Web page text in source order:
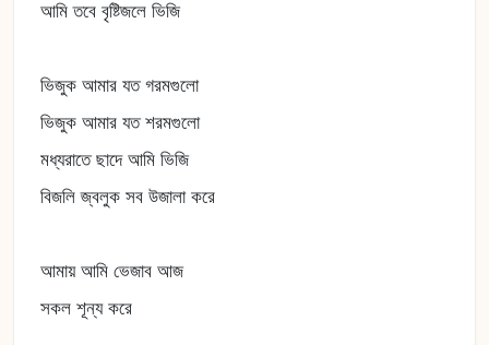
আমি তবে বৃষ্টিজলে ভিজি
ভিজুক আমার যত গরমগুলো
ভিজুক আমার যত শরমগুলো
মধ্যরাতে ছাদে আমি ভিজি
বিজলি জ্বলুক সব উজালা করে
আমায় আমি ভেজাব আজ
সকল শূন্য করে